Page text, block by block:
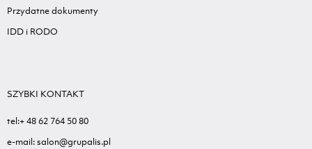
Przydatne dokumenty
IDD i RODO
SZYBKI KONTAKT
tel:+ 48 62 764 50 80
e-mail: salon@grupalis.pl